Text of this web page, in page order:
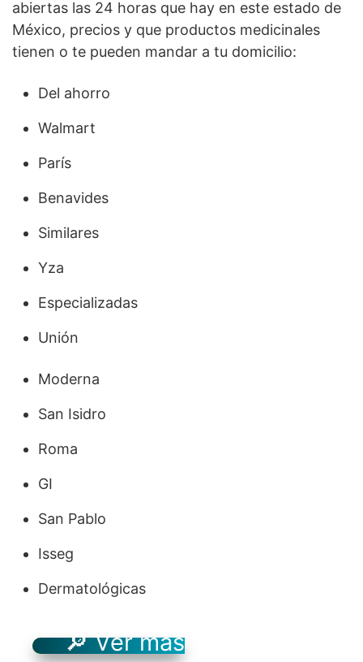
abiertas las 24 horas que hay en este estado de
México, precios y que productos medicinales
tienen o te pueden mandar a tu domicilio:
Del ahorro
Walmart
París
Benavides
Similares
Yza
Especializadas
Unión
Moderna
San Isidro
Roma
GI
San Pablo
Isseg
Dermatológicas
🔎 Ver más